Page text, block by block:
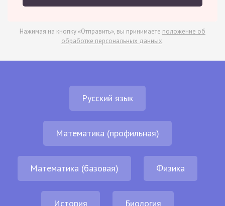
Нажимая на кнопку «Отправить», вы принимаете положение об
обработке персональных данных.
Русский язык
Математика (профильная)
Математика (базовая) Физика
История Биология